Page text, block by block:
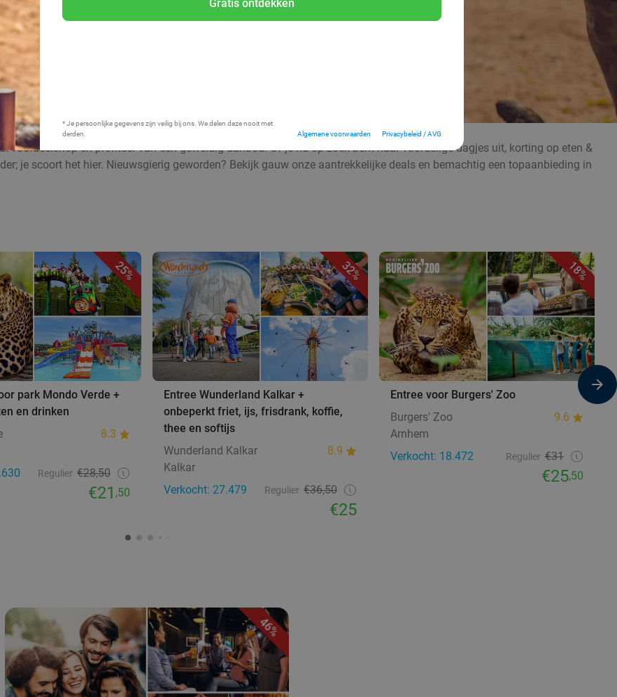
Gratis ontdekken
* Je persoonlijke gegevens zijn veilig bij ons. We delen deze nooit met
derden.
Algemene voorwaarden Privacybeleid / AVG
voordeelshop en profiteer van een geweldig aanbod! Of je nu op zoek bent naar voordelige dagjes uit, korting op eten &
je scoort het hier. Nieuwsgierig geworden? Bekijk gauw onze aantrekkelijke deals en bemachtig een topaanbieding in
25%
park Mondo Verde +
en drinken
8.3
Regulier €28,50
€21 ,50
32%
Entree Wunderland Kalkar +
onbeperkt friet, ijs, frisdrank, koffie,
thee en softijs
Wunderland Kalkar
8.9
Kalkar
Verkocht: 27.479
Regulier €36,50
€25
18%
Entree voor Burgers' Zoo
Burgers' Zoo
9.6
Arnhem
Verkocht: 18.472
Regulier €31
€25,50
46%